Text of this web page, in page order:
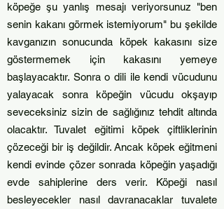
köpeğe şu yanlış mesajı veriyorsunuz "ben
senin kakanı görmek istemiyorum" bu şekilde
kavganızın sonucunda köpek kakasını size
göstermemek için kakasını yemeye
başlayacaktır. Sonra o dili ile kendi vücudunu
yalayacak sonra köpeğin vücudu okşayıp
seveceksiniz sizin de sağlığınız tehdit altında
olacaktır. Tuvalet eğitimi köpek çiftliklerinin
çözeceği bir iş değildir. Ancak köpek eğitmeni
kendi evinde çözer sonrada köpeğin yaşadığı
evde sahiplerine ders verir. Köpeği nasıl
besleyecekler nasıl davranacaklar tuvalete